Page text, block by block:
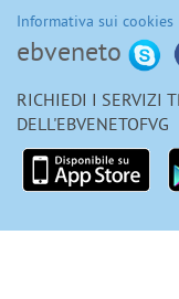
Informativa sui cookies
ebveneto
RICHIEDI I SERVIZI
DELL'EBVENETOFVG